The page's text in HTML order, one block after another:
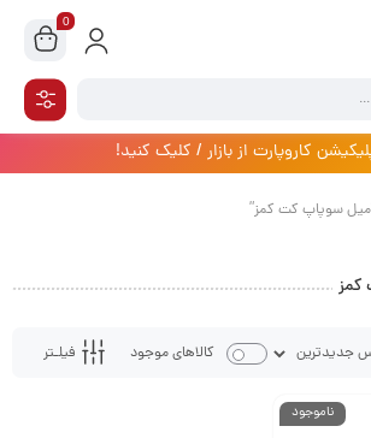
0
کاروپارت از بازار / کلیک کنید!
سوپاپ کت کمز”
فیلـتر کالاهای موجود
ناموجود